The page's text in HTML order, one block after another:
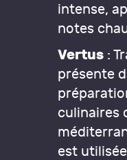
intense,
notes
Vertus:
présente
culinaires
est